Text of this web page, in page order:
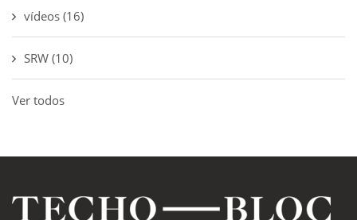
vídeos (16)
SRW (10)
Ver todos